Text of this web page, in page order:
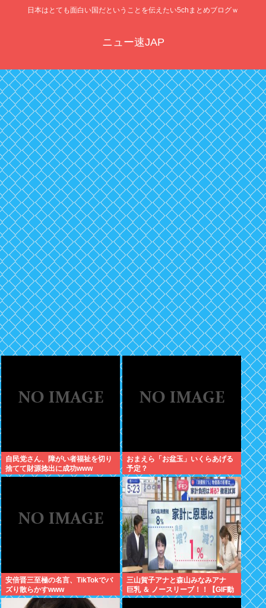
日本はとても面白い国だということを伝えたい5chまとめブログｗ
ニュー速JAP
自民党さん、障がい者福祉を切り
捨てて財源捻出に成功www
おまえら「お盆玉」いくらあげる
予定？
安倍晋三至極の名言、TikTokでバ
ズり散らかすwww
三山賀子アナと森山みなみアナ
巨乳 ＆ ノースリーブ！！【GIF動
画あり】